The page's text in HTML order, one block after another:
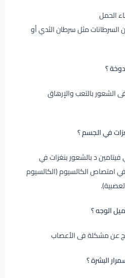
الحمل
السرطانات مثل سرطان الثدي أو
؟
الشعور بالتعب والإرهاق
في الجسم ؟
د بالشعور بنغزات في
امتصاص الكالسيوم (الكالسيوم
الوجه ؟
عن مشكلة فى الأعصاب
البشرة ؟